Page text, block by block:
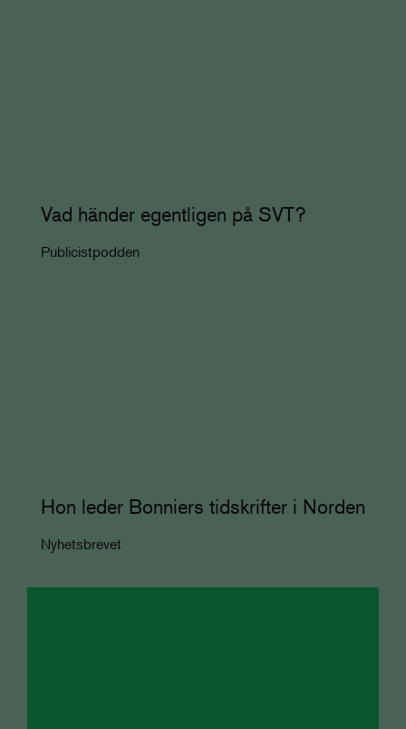
Vad händer egentligen på SVT?
Publicistpodden
Hon leder Bonniers tidskrifter i Norden
Nyhetsbrevet